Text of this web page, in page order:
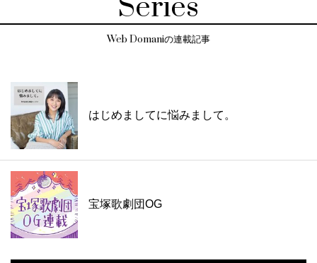
Series
Web Domaniの連載記事
はじめましてに悩みまして。
宝塚歌劇団OG